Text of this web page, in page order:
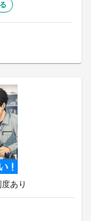
あり